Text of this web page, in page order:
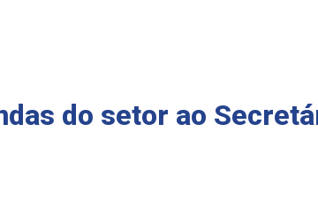
do setor ao